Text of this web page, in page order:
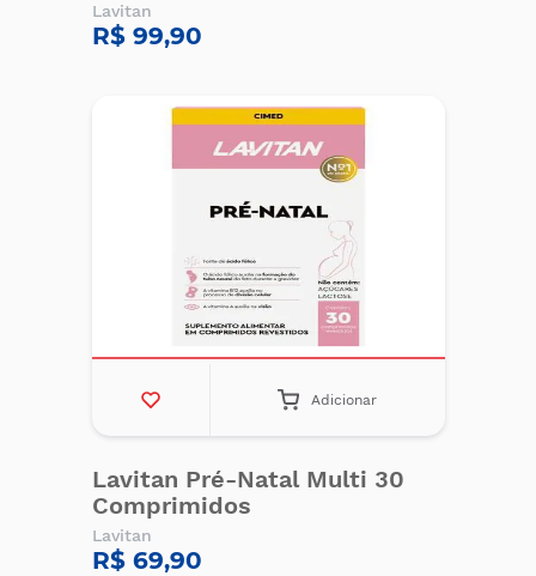
Lavitan
R$ 99,90
Adicionar
Lavitan Pré-Natal Multi 30
Comprimidos
Lavitan
R$ 69,90